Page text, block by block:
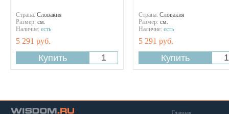
Страна: Словакия
Размер: см.
Наличие: есть
5 291 руб.
Страна: Словакия
Размер: см.
Наличие: есть
5 291 руб.